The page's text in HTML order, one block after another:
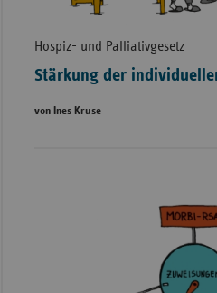
Hospiz- und Palliativgesetz
Stärkung der
von Ines Kruse